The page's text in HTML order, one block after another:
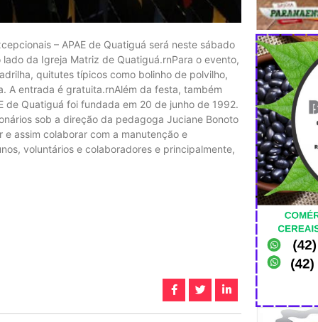
– APAE de Quatiguá será neste sábado
da Igreja Matriz de Quatiguá.rnPara o evento,
quitutes típicos como bolinho de polvilho,
A entrada é gratuita.rnAlém da festa, também
de Quatiguá foi fundada em 20 de junho de 1992.
sob a direção da pedagoga Juciane Bonoto
assim colaborar com a manutenção e
voluntários e colaboradores e principalmente,